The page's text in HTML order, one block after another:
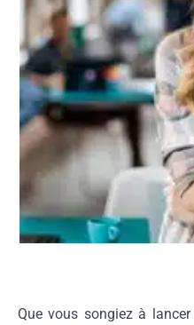
Que vous songiez à